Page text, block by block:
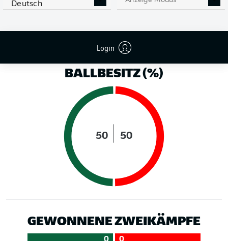
Deutsch
Login
LAUFDISTANZ (KM)
BALLBESITZ (%)
50 50
GEWONNENE ZWEIKÄMPFE